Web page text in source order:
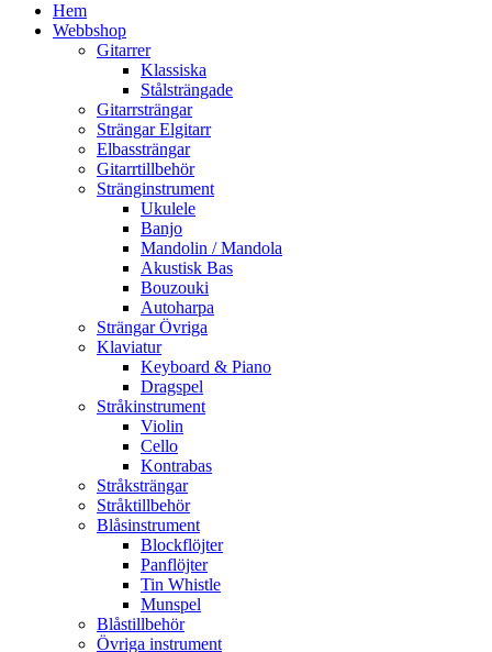
Hem
Webbshop
Gitarrer
Klassiska
Stålsträngade
Gitarrsträngar
Strängar Elgitarr
Elbassträngar
Gitarrtillbehör
Stränginstrument
Ukulele
Banjo
Mandolin / Mandola
Akustisk Bas
Bouzouki
Autoharpa
Strängar Övriga
Klaviatur
Keyboard & Piano
Dragspel
Stråkinstrument
Violin
Cello
Kontrabas
Stråksträngar
Stråktillbehör
Blåsinstrument
Blockflöjter
Panflöjter
Tin Whistle
Munspel
Blåstillbehör
Övriga instrument